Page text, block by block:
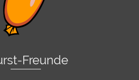
Freunde